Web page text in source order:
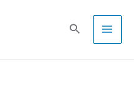
Pesquisa